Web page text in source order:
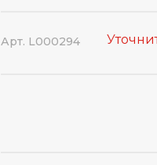
Арт. L000294